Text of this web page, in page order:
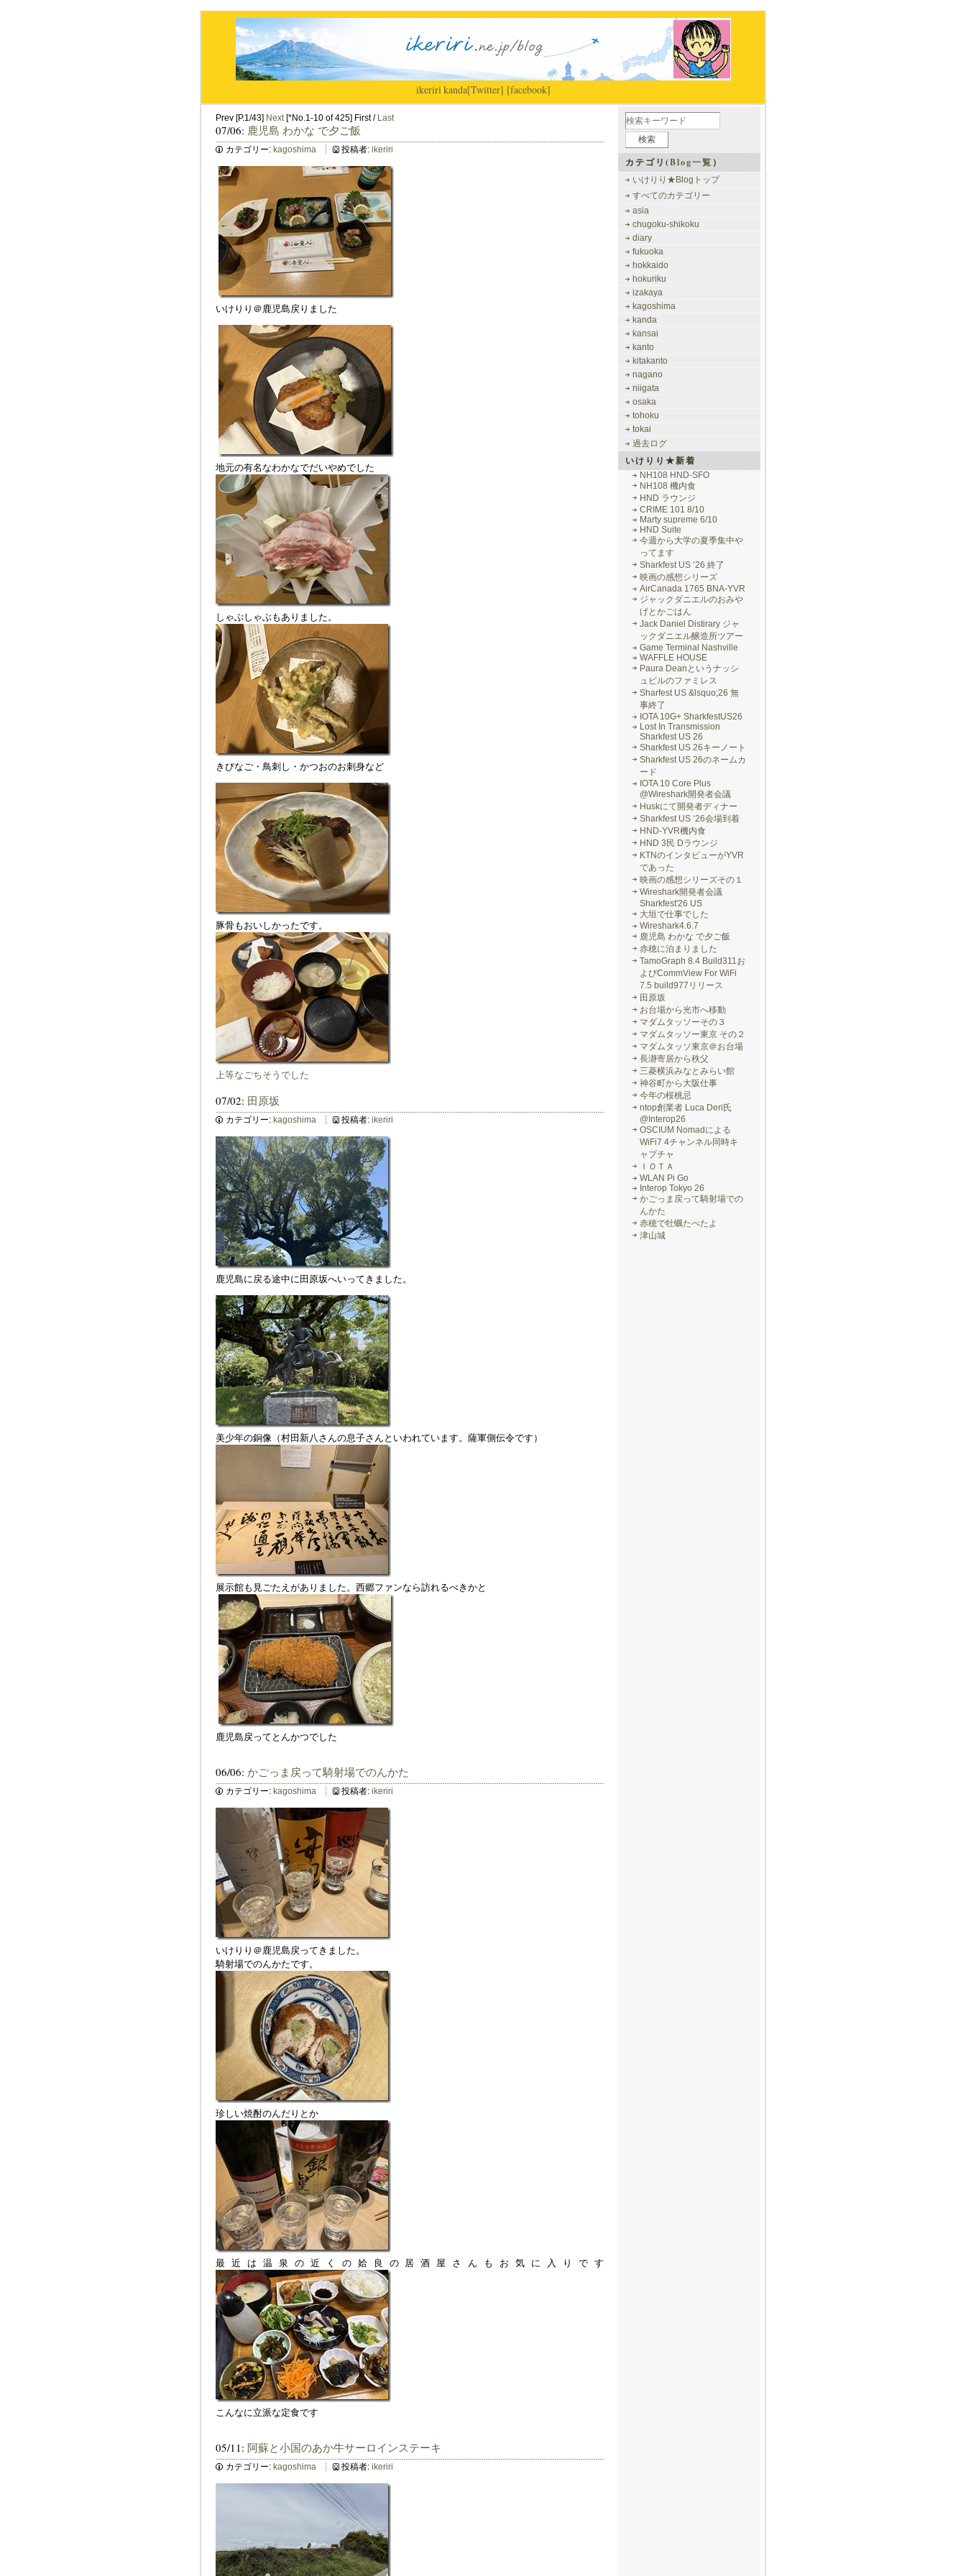
ikeriri|kanda[Twitter] [facebook]
Prev [P.1/43] Next[*No.1-10 of 425] First / Last
07/06: 鹿児島 わかな で夕ご飯
カテゴリー: kagoshima 投稿者: ikeriri
いけりり＠鹿児島戻りました
地元の有名なわかなでだいやめでした
しゃぶしゃぶもありました。
きびなご・鳥刺し・かつおのお刺身など
豚骨もおいしかったです。
上等なごちそうでした
07/02: 田原坂
カテゴリー: kagoshima 投稿者: ikeriri
鹿児島に戻る途中に田原坂へいってきました。
美少年の銅像（村田新八さんの息子さんといわれています。薩軍側伝令です）
展示館も見ごたえがありました。西郷ファンなら訪れるべきかと
鹿児島戻ってとんかつでした
06/06: かごっま戻って騎射場でのんかた
カテゴリー: kagoshima 投稿者: ikeriri
いけりり＠鹿児島戻ってきました。
騎射場でのんかたです。
珍しい焼酎のんだりとか
最近は温泉の近くの姶良の居酒屋さんもお気に入りです
こんなに立派な定食です
05/11: 阿蘇と小国のあか牛サーロインステーキ
カテゴリー: kagoshima 投稿者: ikeriri
カテゴリ(Blog一覧）
いけりり★Blogトップ
すべてのカテゴリー
asia
chugoku-shikoku
diary
fukuoka
hokkaido
hokuriku
izakaya
kagoshima
kanda
kansai
kanto
kitakanto
nagano
niigata
osaka
tohoku
tokai
過去ログ
いけりり★新着
NH108 HND-SFO
NH108 機内食
HND ラウンジ
CRIME 101 8/10
Marty supreme 6/10
HND Suite
今週から大学の夏季集中や
ってます
Sharkfest US ‘26 終了
映画の感想シリーズ
AirCanada 1765 BNA-YVR
ジャックダニエルのおみや
げとかごはん
Jack Daniel Distirary ジャ
ックダニエル醸造所ツアー
Game Terminal Nashville
WAFFLE HOUSE
Paura Deanというナッシ
ュビルのファミレス
Sharfest US &lsquo;26 無
事終了
IOTA 10G+ SharkfestUS26
Lost In Transmission
Sharkfest US 26
Sharkfest US 26キーノート
Sharkfest US 26のネームカ
ード
IOTA 10 Core Plus
@Wireshark開発者会議
Huskにて開発者ディナー
Sharkfest US ‘26会場到着
HND-YVR機内食
HND 3民 Dラウンジ
KTNのインタビューがYVR
であった
映画の感想シリーズその１
Wireshark開発者会議
Sharkfest'26 US
大垣で仕事でした
Wireshark4.6.7
鹿児島 わかな で夕ご飯
赤穂に泊まりました
TamoGraph 8.4 Build311お
よびCommView For WiFi
7.5 build977リリース
田原坂
お台場から光市へ移動
マダムタッソーその３
マダムタッソー東京 その２
マダムタッソ東京＠お台場
長瀞寄居から秩父
三菱横浜みなとみらい館
神谷町から大阪仕事
今年の桜桃忌
ntop創業者 Luca Deri氏
@Interop26
OSCIUM Nomadによる
WiFi7 4チャンネル同時キ
ャプチャ
ＩＯＴＡ
WLAN Pi Go
Interop Tokyo 26
かごっま戻って騎射場での
んかた
赤穂で牡蠣たべたよ
津山城